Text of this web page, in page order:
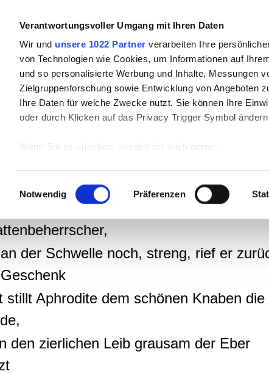
Verantwortungsvoller Umgang mit Ihren Daten
Wir und unsere 1022 Partner verarbeiten Ihre
von Technologien wie Cookies, um Informationen auf
und so personalisierte Werbung und Inhalte, Messungen
Zielgruppenforschung sowie Entwicklung von Angeboten
Ihre Daten für welche Zwecke nutzt. Sie können Ihre
oder durch Klicken auf das Privacy Trigger Symbol
Wenn Sie es erlauben, würden wir auch gerne:
Ihr Gerät durch aktives Scannen nach
Erfahren Sie mehr darüber, wie Ihre persönlichen Daten
Präferenzen imAbschnitt Einzelheitenfest.
Wir verwenden Cookies, um Inhalte und Anzeigen zu
anbieten zu können und die Zugriffe auf unsere Website
Informationen zu Ihrer Verwendung unserer Website an
und Analysen weiter. Unsere Partner führen diese
zusammen, die Sie ihnen bereitgestellt haben oder die
Einwilligungsauswahl
Notwendig Präferenzen
Schiller(1799)
das Schöne muss sterben! Das
Götter bezwinget,
nur erweichte die Liebe den
der Schwelle noch, streng, rief er
stillt Aphrodite dem schönen Knaben die
den zierlichen Leib grausam der Eber